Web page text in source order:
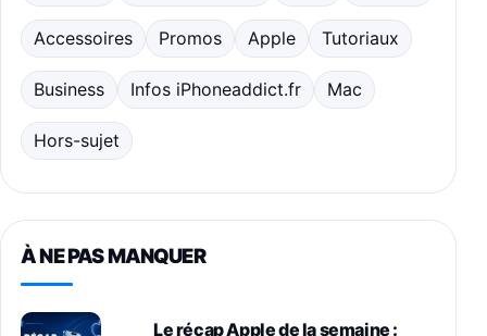
Accessoires Promos Apple Tutoriaux
Business Infos iPhoneaddict.fr Mac
Hors-sujet
À NE PAS MANQUER
Le récap Apple de la semaine :